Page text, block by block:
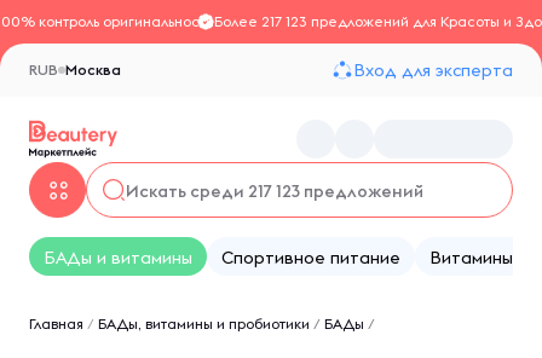
контроль оригинальностиБолее 217 123 предложений для Красоты и
Москва
RUB Вход для эксперта
БАДы и витамины Спортивное питание Витамины
Главная / БАДы, витамины и пробиотики / БАДы /